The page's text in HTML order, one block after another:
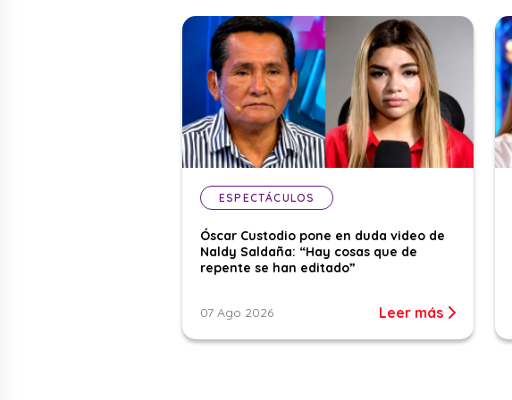
ESPECTÁCULOS
Óscar Custodio pone en duda video de
Naldy Saldaña: “Hay cosas que de
repente se han editado”
07 Ago 2026 Leer más